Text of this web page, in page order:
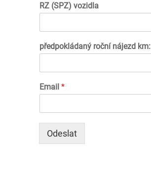
RZ (SPZ) vozidla
předpokládaný roční nájezd km:
Email *
Odeslat